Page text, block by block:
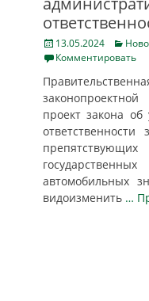
Posted
on
13.05.2024
Комментировать
проект закона об
автомобильных
видоизменить …